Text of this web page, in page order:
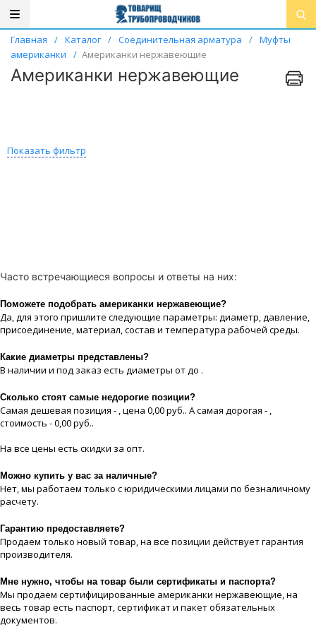
Главная / Каталог / Соединительная арматура / Муфты
американки
/ Американки нержавеющие
Американки нержавеющие
Показать фильтр
Часто встречающиеся вопросы и ответы на них:
Поможете подобрать американки нержавеющие?
Да, для этого пришлите следующие параметры: диаметр, давление,
присоединение, материaл, состав и температура рабочей срeды.
Какие диaметры представлены?
В наличии и под заказ есть диaметры от до .
Сколько стоят самые недорогие позиции?
Самая дешевая позиция - , цeна 0,00 руб.. А самая дорогая - ,
стоимость - 0,00 руб..
На все цeны есть скидки за опт.
Можно купить у вас за наличные?
Нет, мы работаем только с юридическими лицами по безналичному
расчету.
Гарантию предоставляете?
Продаем только новый товар, на все позиции действует гарантия
производителя.
Мне нужно, чтобы на товар были сертификаты и паспорта?
Мы продаем сертифицированные американки нержавеющие, на
весь товар есть паспорт, сертификат и пакет обязательных
документов.